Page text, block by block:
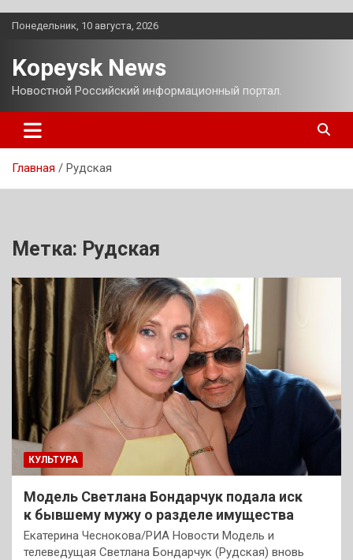
Перейти
Понедельник, 10 августа, 2026
Kopeysk News
Новостной Российский информационный портал.
Главная Рудская
Метка: Рудская
КУЛЬТУРА
Модель Светлана Бондарчук подала иск
к бывшему мужу о разделе имущества
Екатерина Чеснокова/РИА Новости Модель и
телеведущая Светлана Бондарчук (Рудская) вновь